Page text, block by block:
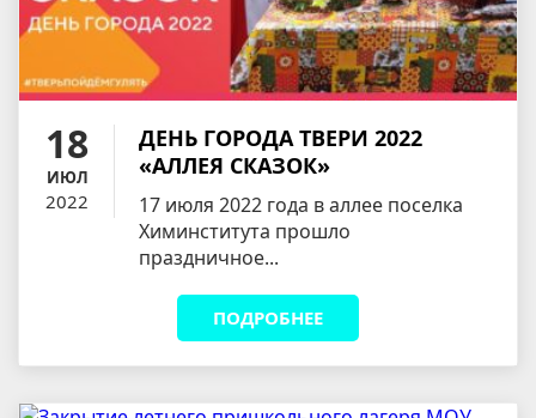
18
ИЮЛ
2022
ДЕНЬ ГОРОДА ТВЕРИ 2022
«АЛЛЕЯ СКАЗОК»
17 июля 2022 года в аллее поселка
Химинститута прошло
праздничное...
ПОДРОБНЕЕ